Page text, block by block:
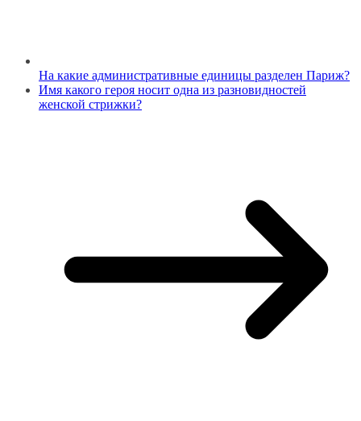
На какие административные единицы разделен Париж?
Имя какого героя носит одна из разновидностей
женской стрижки?